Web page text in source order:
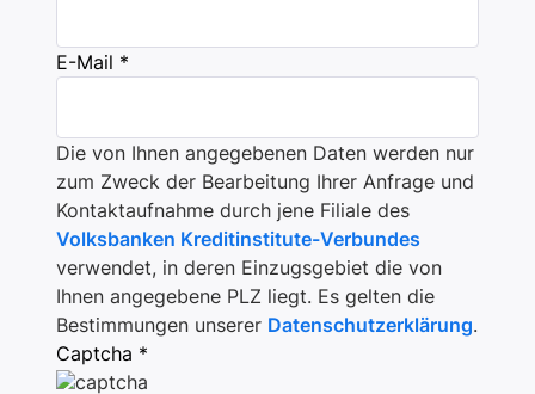
E-Mail *
Die von Ihnen angegebenen Daten werden nur
zum Zweck der Bearbeitung Ihrer Anfrage und
Kontaktaufnahme durch jene Filiale des
Volksbanken Kreditinstitute-Verbundes
verwendet, in deren Einzugsgebiet die von
Ihnen angegebene PLZ liegt. Es gelten die
Bestimmungen unserer Datenschutzerklärung.
Captcha *